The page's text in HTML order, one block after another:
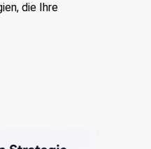
die Ihre